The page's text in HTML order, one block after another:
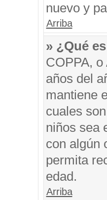
nuevo y
Arriba
» ¿Qué
COPPA,
años del
mantiene
cuales
niños sea
con algún
permita
edad.
Arriba